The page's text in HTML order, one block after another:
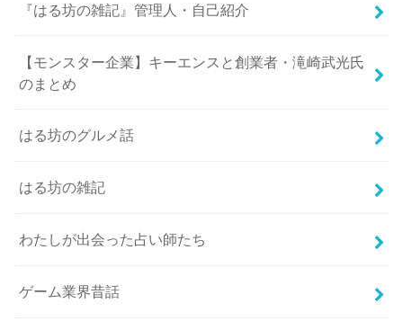
『はる坊の雑記』管理人・自己紹介
【モンスター企業】キーエンスと創業者・滝崎武光氏
のまとめ
はる坊のグルメ話
はる坊の雑記
わたしが出会った占い師たち
ゲーム業界昔話